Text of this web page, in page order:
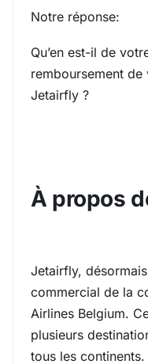
Notre réponse:
Qu’en est-il de
remboursement
Jetairfly ?
À propos
Jetairfly,
commercial de la
Airlines Belgium.
plusieurs
tous les continents.